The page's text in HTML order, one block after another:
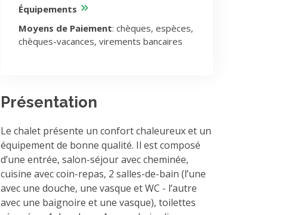
Équipements
Moyens de Paiement: chèques, espèces,
chèques-vacances, virements bancaires
Présentation
Le chalet présente un confort chaleureux et un
équipement de bonne qualité. Il est composé
d’une entrée, salon-séjour avec cheminée,
cuisine avec coin-repas, 2 salles-de-bain (l’une
avec une douche, une vasque et WC - l’autre
avec une baignoire et une vasque), toilettes